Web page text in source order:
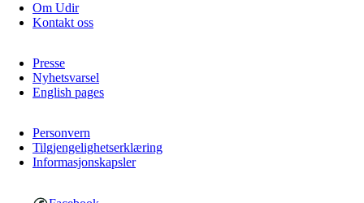
Om Udir
Kontakt oss
Presse
Nyhetsvarsel
English pages
Personvern
Tilgjengelighetserklæring
Informasjonskapsler